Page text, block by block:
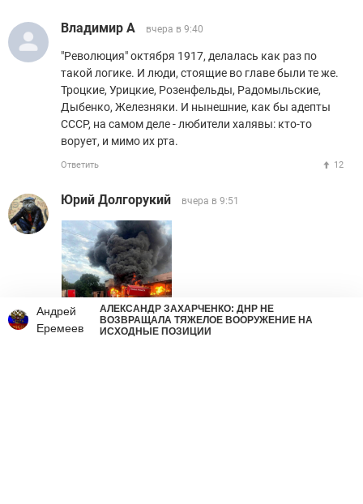
Андрей
Еремеев
АЛЕКСАНДР ЗАХАРЧЕНКО: ДНР НЕ
ВОЗВРАЩАЛА ТЯЖЕЛОЕ ВООРУЖЕНИЕ НА
ИСХОДНЫЕ ПОЗИЦИИ
Владимир А вчера в 9:40
"Революция" октября 1917, делалась как раз по
такой логике. И люди, стоящие во главе были те же.
Троцкие, Урицкие, Розенфельды, Радомыльские,
Дыбенко, Железняки. И нынешние, как бы адепты
СССР, на самом деле - любители халявы: кто-то
ворует, и мимо их рта.
Ответить 12
Юрий Долгорукий вчера в 9:51
Ответить